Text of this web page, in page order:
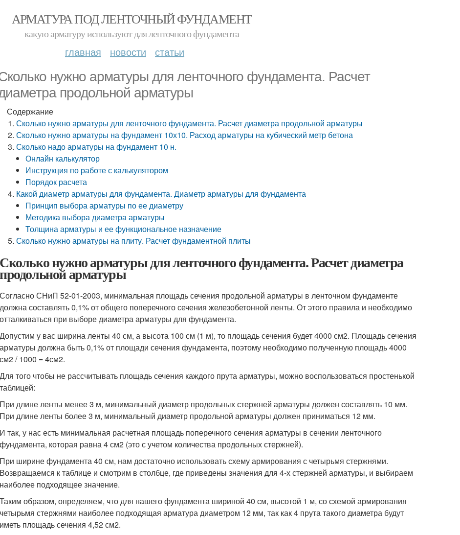
АРМАТУРА ПОД ЛЕНТОЧНЫЙ ФУНДАМЕНТ
какую арматуру используют для ленточного фундамента
главная новости статьи
нужно арматуры для ленточного фундамента. Расчет
продольной арматуры
Содержание
Сколько нужно арматуры для ленточного фундамента. Расчет диаметра продольной арматуры
Сколько нужно арматуры на фундамент 10х10. Расход арматуры на кубический метр бетона
Сколько надо арматуры на фундамент 10 н.
Онлайн калькулятор
Инструкция по работе с калькулятором
Порядок расчета
Какой диаметр арматуры для фундамента. Диаметр арматуры для фундамента
Принцип выбора арматуры по ее диаметру
Методика выбора диаметра арматуры
Толщина арматуры и ее функциональное назначение
Сколько нужно арматуры на плиту. Расчет фундаментной плиты
Сколько нужно арматуры для ленточного фундамента. Расчет диаметра
продольной арматуры
Согласно СНиП 52-01-2003, минимальная площадь сечения продольной арматуры в ленточном фундаменте
должна составлять 0,1% от общего поперечного сечения железобетонной ленты. От этого правила и необходимо
отталкиваться при выборе диаметра арматуры для фундамента.
Допустим у вас ширина ленты 40 см, а высота 100 см (1 м), то площадь сечения будет 4000 см2. Площадь сечения
арматуры должна быть 0,1% от площади сечения фундамента, поэтому необходимо полученную площадь 4000
см2 / 1000 = 4см2.
Для того чтобы не рассчитывать площадь сечения каждого прута арматуры, можно воспользоваться простенькой
таблицей:
При длине ленты менее 3 м, минимальный диаметр продольных стержней арматуры должен составлять 10 мм.
При длине ленты более 3 м, минимальный диаметр продольной арматуры должен приниматься 12 мм.
И так, у нас есть минимальная расчетная площадь поперечного сечения арматуры в сечении ленточного
фундамента, которая равна 4 см2 (это с учетом количества продольных стержней).
При ширине фундамента 40 см, нам достаточно использовать схему армирования с четырьмя стержнями.
Возвращаемся к таблице и смотрим в столбце, где приведены значения для 4-х стержней арматуры, и выбираем
наиболее подходящее значение.
Таким образом, определяем, что для нашего фундамента шириной 40 см, высотой 1 м, со схемой армирования
четырьмя стержнями наиболее подходящая арматура диаметром 12 мм, так как 4 прута такого диаметра будут
иметь площадь сечения 4,52 см2.